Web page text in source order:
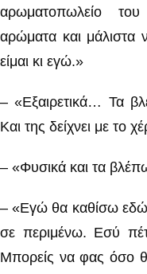
αρωματοπωλείο
αρώματα και
είμαι κι εγώ.»
– «Εξαιρετικά… Τα
Και της δείχνει με το
– «Φυσικά και τα
– «Εγώ θα καθίσω εδώ
σε περιμένω. Εσύ
Μπορείς να φας όσο